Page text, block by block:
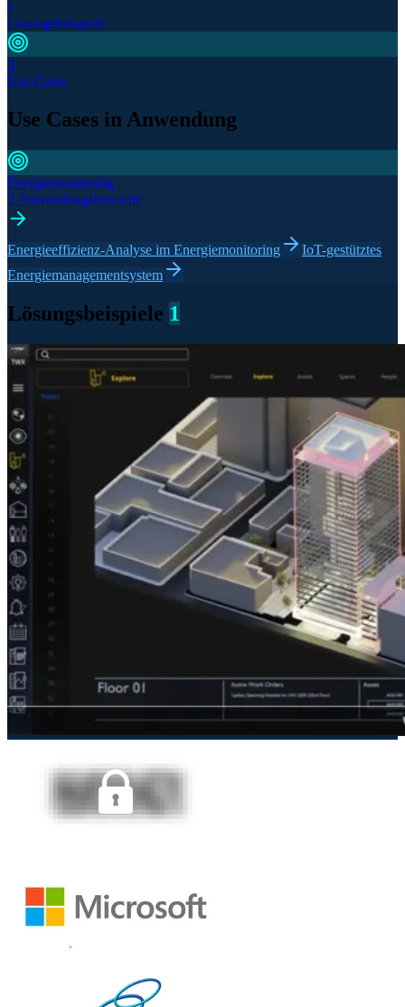
1
Lösungsbeispiele
3
Use Cases
Use Cases in Anwendung
Energiemonitoring
2 Anwendungsbereiche
Energieeffizienz-Analyse im Energiemonitoring
IoT-gestütztes
Energiemanagementsystem
Lösungsbeispiele 1